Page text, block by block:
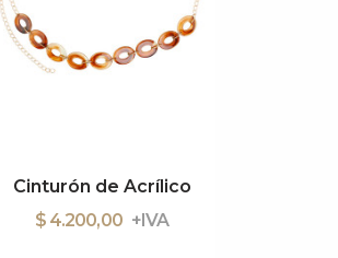
Cinturón de Acrílico
$ 4.200,00